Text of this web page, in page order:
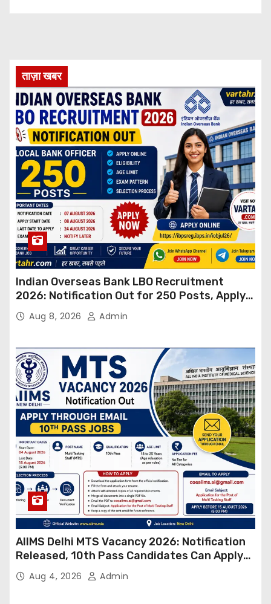
ताज़ा खबर
Indian Overseas Bank LBO Recruitment
2026: Notification Out for 250 Posts, Apply
OnlineAug 8, 2026 Admin
AIIMS Delhi MTS Vacancy 2026: Notification
Released, 10th Pass Candidates Can Apply
Through Email
Aug 4, 2026 Admin